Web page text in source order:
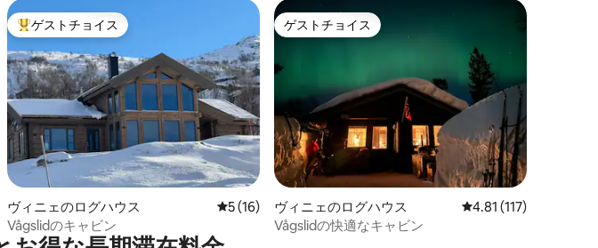
、5つ星中4.9つ星の平均評価
大好評のゲストチョイスです。
ゲストチョイス
ヴィニェのログハウス レビュー16件、5つ星中5つ星の平均評価
5 (16)
Vågslidのキャビン
ゲストチョイス
ゲストチョイス
ヴィニェのログハウス レビュー117件、5つ
4.81 (117)
Vågslidの快適なキャビン